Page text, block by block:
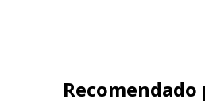
Recomendado